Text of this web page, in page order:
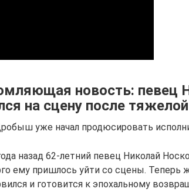
новость: певец
на сцену после
уже начал продюсировать
назад 62-летний певец Николай
ему пришлось уйти со сцены. Теперь
и готовится к эпохальному